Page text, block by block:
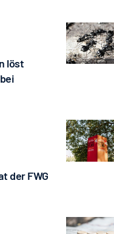
löst
der FWG